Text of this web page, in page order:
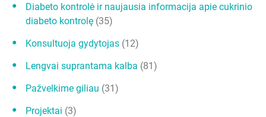
Diabeto kontrolė ir naujausia informacija apie cukrinio
diabeto kontrolę (35)
Konsultuoja gydytojas (12)
Lengvai suprantama kalba (81)
Pažvelkime giliau (31)
Projektai (3)